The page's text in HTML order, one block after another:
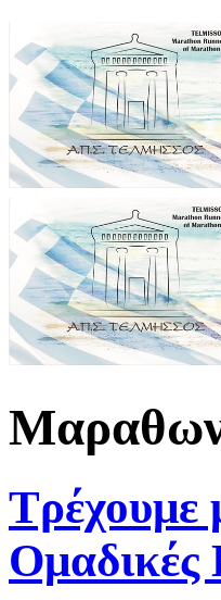
Τρέχουμε